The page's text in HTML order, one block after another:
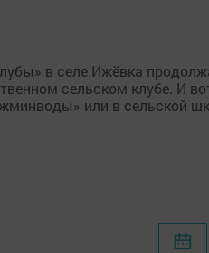
в селе Ижёвка
сельском клубе. И
или в сельской